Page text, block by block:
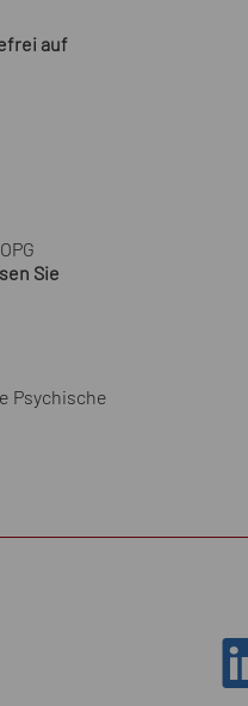
auf
Sie
Psychische